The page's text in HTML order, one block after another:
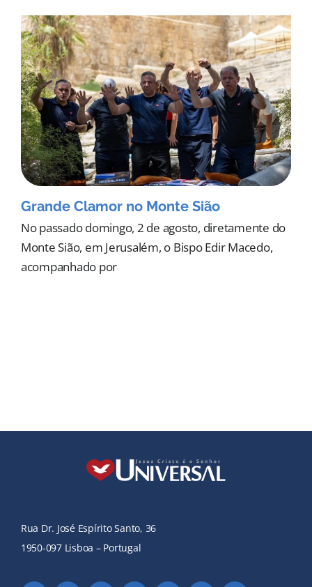
Grande Clamor no Monte Sião
No passado domingo, 2 de agosto, diretamente do
Monte Sião, em Jerusalém, o Bispo Edir Macedo,
acompanhado por
Rua Dr. José Espírito Santo, 36
1950-097 Lisboa – Portugal